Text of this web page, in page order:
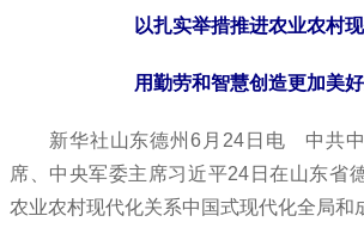
以扎实举措推进农业农村
用勤劳和智慧创造更加美
新华社山东德州6月24日电 中共中
席、中央军委主席习近平24日在山东省
农业农村现代化关系中国式现代化全局和